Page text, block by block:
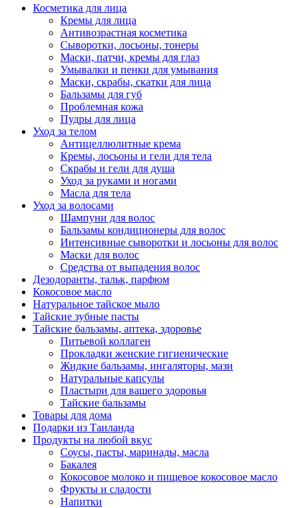
Косметика для лица
Кремы для лица
Антивозрастная косметика
Сыворотки, лосьоны, тонеры
Маски, патчи, кремы для глаз
Умывалки и пенки для умывания
Маски, скрабы, скатки для лица
Бальзамы для губ
Проблемная кожа
Пудры для лица
Уход за телом
Антицеллюлитные крема
Кремы, лосьоны и гели для тела
Скрабы и гели для душа
Уход за руками и ногами
Масла для тела
Уход за волосами
Шампуни для волос
Бальзамы кондиционеры для волос
Интенсивные сыворотки и лосьоны для волос
Маски для волос
Средства от выпадения волос
Дезодоранты, тальк, парфюм
Кокосовое масло
Натуральное тайское мыло
Тайские зубные пасты
Тайские бальзамы, аптека, здоровье
Питьевой коллаген
Прокладки женские гигиенические
Жидкие бальзамы, ингаляторы, мази
Натуральные капсулы
Пластыри для вашего здоровья
Тайские бальзамы
Товары для дома
Подарки из Таиланда
Продукты на любой вкус
Соусы, пасты, маринады, масла
Бакалея
Кокосовое молоко и пищевое кокосовое масло
Фрукты и сладости
Напитки